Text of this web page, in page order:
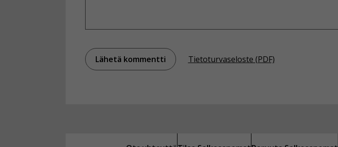
Tietoturvaseloste (PDF)